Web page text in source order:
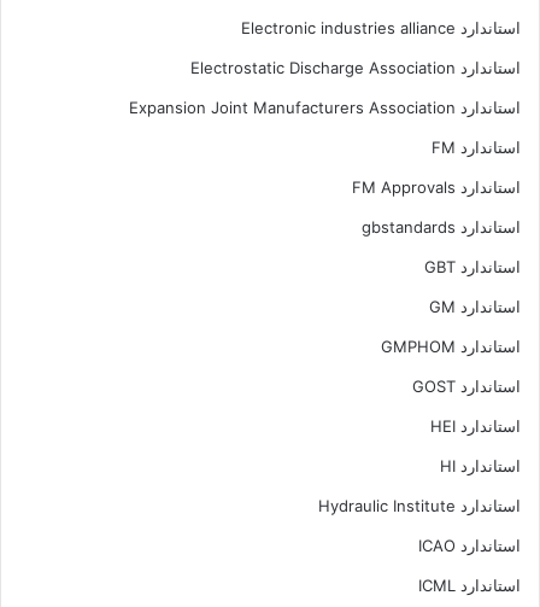
استاندارد Electronic industries alliance
استاندارد Electrostatic Discharge Association
استاندارد Expansion Joint Manufacturers Association
استاندارد FM
استاندارد FM Approvals
استاندارد gbstandards
استاندارد GBT
استاندارد GM
استاندارد GMPHOM
استاندارد GOST
استاندارد HEI
استاندارد HI
استاندارد Hydraulic Institute
استاندارد ICAO
استاندارد ICML